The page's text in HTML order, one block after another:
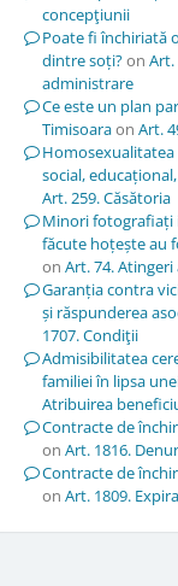
concepţiunii
Poate fi închiriată
dintre soți?on Art.
administrare
Ce este un plan
Timisoaraon Art.
social,
Art. 259. Căsătoria
Minori fotografiați
făcute hoțește au
on Art. 74.
Garanția contra
și răspunderea
1707. Condiţii
Admisibilitatea
familiei în lipsa
Atribuirea
Contracte de
on Art. 1816.
Contracte de
on Art. 1809.